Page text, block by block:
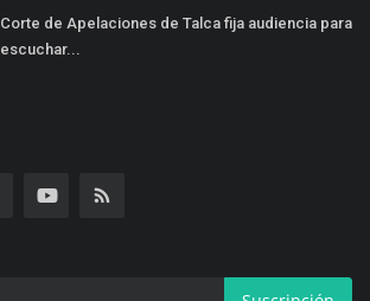
Corte de Apelaciones de Talca fija audiencia para
escuchar...